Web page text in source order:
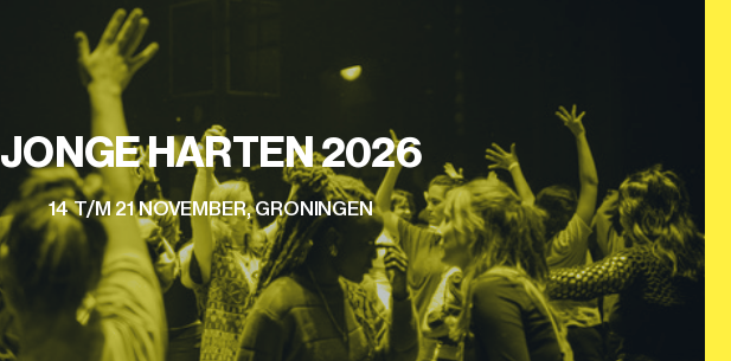
JONGE HARTEN 2026
14 T/M 21 NOVEMBER, GRONINGEN